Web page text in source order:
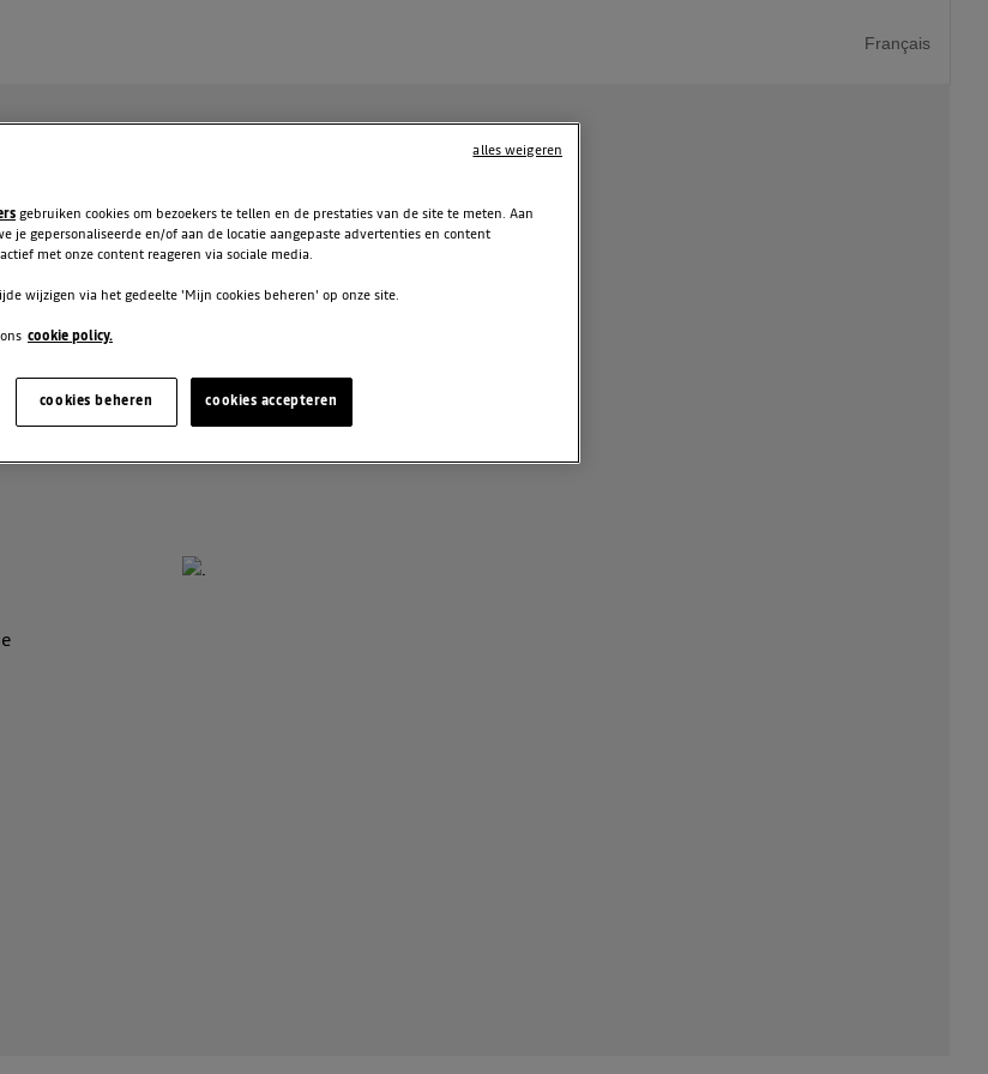
Français
gebruiken cookies om bezoekers te tellen en de prestaties van de site te meten. Aan
je gepersonaliseerde en/of aan de locatie aangepaste advertenties en content
met onze content reageren via sociale media.
wijzigen via het gedeelte 'Mijn cookies beheren' op onze site.
cookie policy.
cookies accepteren
cookies beheren
alles weigeren